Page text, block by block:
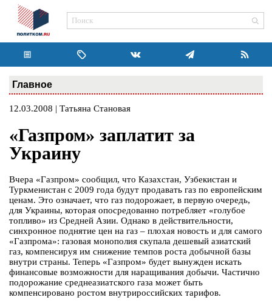
Главное
12.03.2008 | Татьяна Становая
«Газпром» заплатит за
Украину
Вчера «Газпром» сообщил, что Казахстан, Узбекистан и
Туркменистан с 2009 года будут продавать газ по европейским
ценам. Это означает, что газ подорожает, в первую очередь,
для Украины, которая опосредованно потребляет «голубое
топливо» из Средней Азии. Однако в действительности,
синхронное поднятие цен на газ – плохая новость и для самого
«Газпрома»: газовая монополия скупала дешевый азиатский
газ, компенсируя им снижение темпов роста добычной базы
внутри страны. Теперь «Газпром» будет вынужден искать
финансовые возможности для наращивания добычи. Частично
подорожание среднеазиатского газа может быть
компенсировано ростом внутрироссийских тарифов.